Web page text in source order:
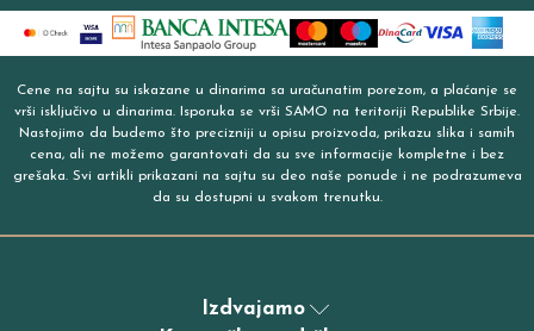
Cene na sajtu su iskazane u dinarima sa uračunatim porezom, a plaćanje se
vrši isključivo u dinarima. Isporuka se vrši SAMO na teritoriji Republike Srbije.
Nastojimo da budemo što precizniji u opisu proizvoda, prikazu slika i samih
cena, ali ne možemo garantovati da su sve informacije kompletne i bez
grešaka. Svi artikli prikazani na sajtu su deo naše ponude i ne podrazumeva
da su dostupni u svakom trenutku.
Izdvajamo